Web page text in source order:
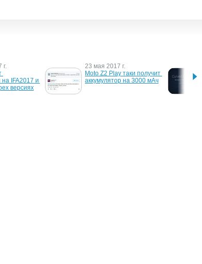
г.
IFA2017 и
версиях
23 мая 2017 г.
Moto Z2 Play таки получит
аккумулятор на 3000 мАч